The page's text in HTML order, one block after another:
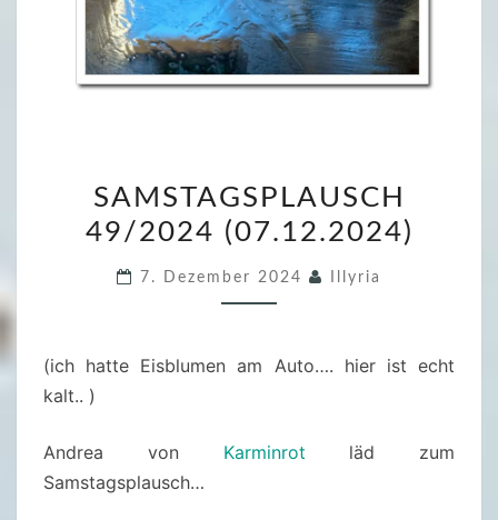
A
M
SAMSTAGSPLAUSCH
49/2024 (07.12.2024)
7. Dezember 2024 Illyria
(ich hatte Eisblumen am Auto…. hier ist echt
kalt.. )
Andrea von Karminrot läd zum
Samstagsplausch…